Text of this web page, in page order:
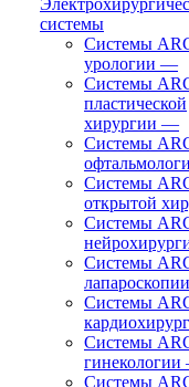
системы
Системы
урологии —
Системы
пластической
хирургии —
Системы
Системы
открытой
Системы
Системы
лапароскопии
Системы
Системы
гинекологии
Системы